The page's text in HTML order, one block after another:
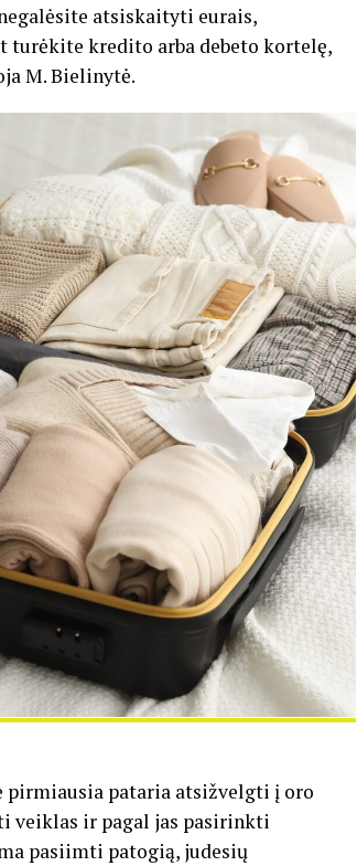
atsiskaityti eurais,
turėkite kredito arba debeto kortelę,
M. Bielinytė.
pirmiausia pataria atsižvelgti į oro
veiklas ir pagal jas pasirinkti
pasiimti patogią, judesių